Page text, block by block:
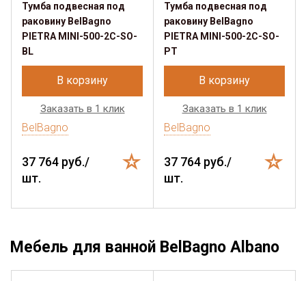
Тумба подвесная под
раковину BelBagno
PIETRA MINI-500-2C-SO-
BL
В корзину
Заказать в 1 клик
BelBagno
37 764 руб./
шт.
Тумба подвесная под
раковину BelBagno
PIETRA MINI-500-2C-SO-
PT
В корзину
Заказать в 1 клик
BelBagno
37 764 руб./
шт.
Мебель для ванной BelBagno Albano